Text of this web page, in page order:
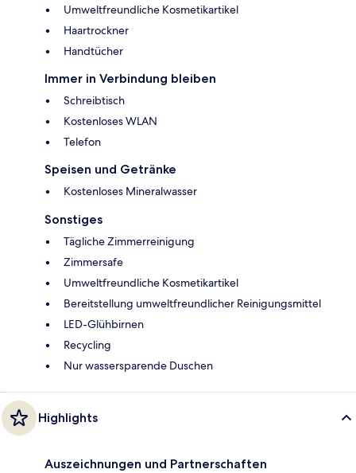
Umweltfreundliche Kosmetikartikel
Haartrockner
Handtücher
Immer in Verbindung bleiben
Schreibtisch
Kostenloses WLAN
Telefon
Speisen und Getränke
Kostenloses Mineralwasser
Sonstiges
Tägliche Zimmerreinigung
Zimmersafe
Umweltfreundliche Kosmetikartikel
Bereitstellung umweltfreundlicher Reinigungsmittel
LED-Glühbirnen
Recycling
Nur wassersparende Duschen
Highlights
Auszeichnungen und Partnerschaften